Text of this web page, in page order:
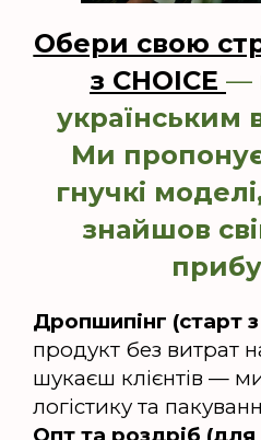
Обери свою
з CHOICE —
українським
Ми
гнучкі
знайшов
Дропшипінг (старт
продукт без витрат
шукаєш клієнтів —
логістику та